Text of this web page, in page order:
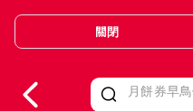
Valid Until 30 June
關閉